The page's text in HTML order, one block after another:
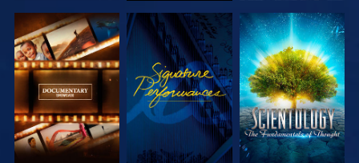
VERKEN DE
SERIE
KIJK
VERKEN DE
SERIE